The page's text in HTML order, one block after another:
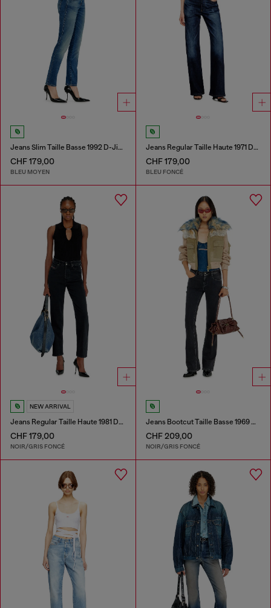
Jeans Slim Taille Basse 1992 D-Jiann
CHF 179,00
BLEU MOYEN
Jeans Regular Taille Haute 1971 D-Sent
CHF 179,00
BLEU FONCÉ
NEW ARRIVAL
Jeans Regular Taille Haute 1981 D-Went
CHF 179,00
NOIR/GRIS FONCÉ
Jeans Bootcut Taille Basse 1969 D-Ebbey
CHF 209,00
NOIR/GRIS FONCÉ